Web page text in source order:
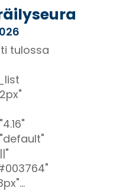
tulossa